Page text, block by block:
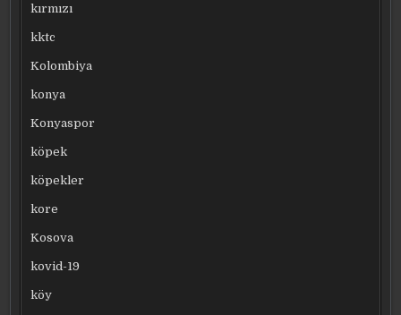
kırmızı
kktc
Kolombiya
konya
Konyaspor
köpek
köpekler
kore
Kosova
kovid-19
köy